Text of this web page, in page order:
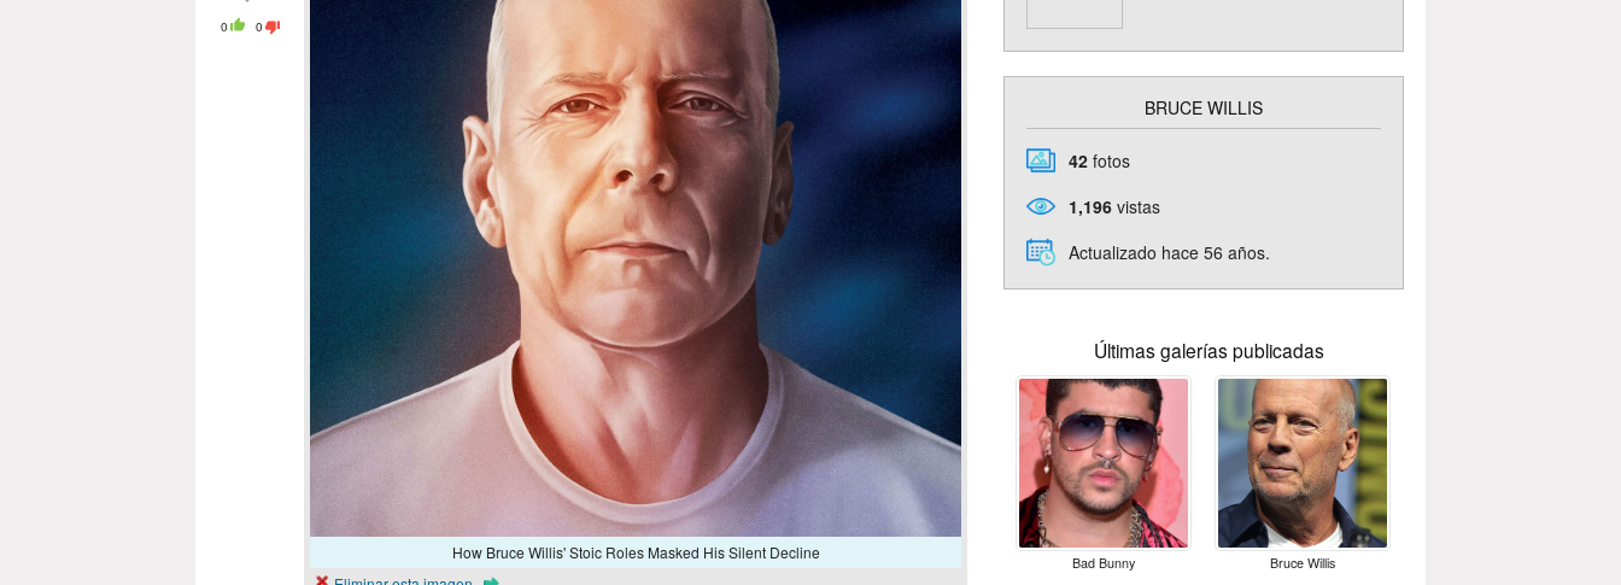
0 0
How Bruce Willis' Stoic Roles Masked His Silent Decline
BRUCE WILLIS
42 fotos
1,196 vistas
Actualizado hace 56 años.
Últimas galerías publicadas
Bad Bunny Bruce Willis